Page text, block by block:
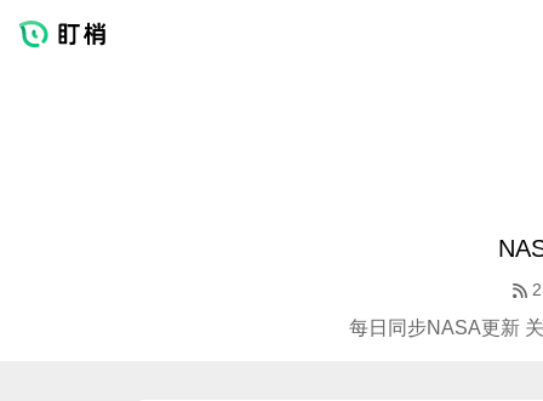
每日同步NASA更新